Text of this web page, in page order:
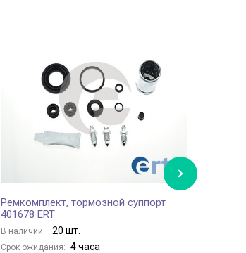
Ремкомплект, тормозной суппорт
401678 ERT
В наличии: 20 шт.
Срок ожидания: 4 часа